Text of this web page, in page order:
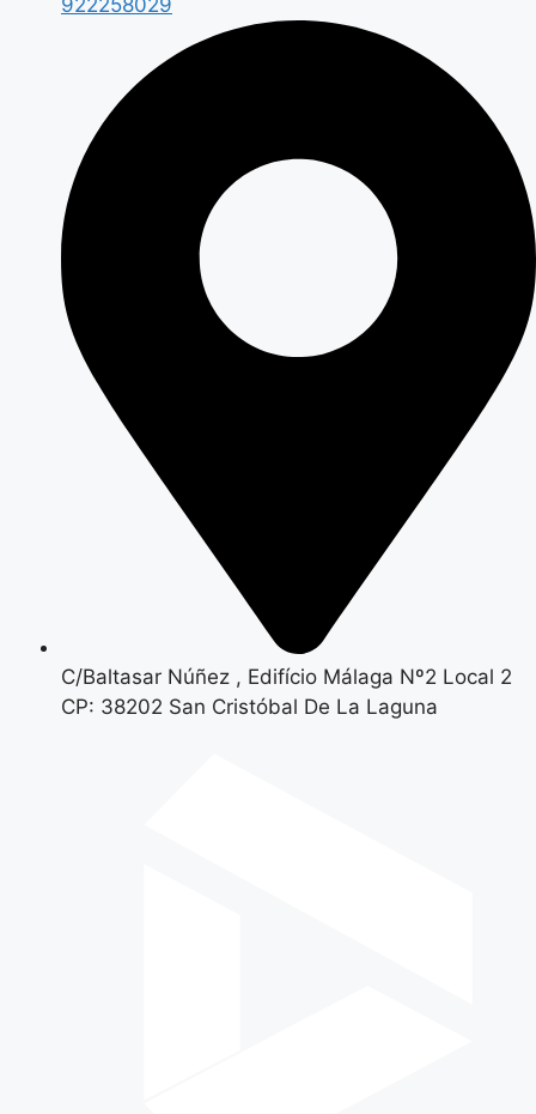
C/Baltasar Núñez , Edifício Málaga Nº2 Local 2
CP: 38202 San Cristóbal De La Laguna